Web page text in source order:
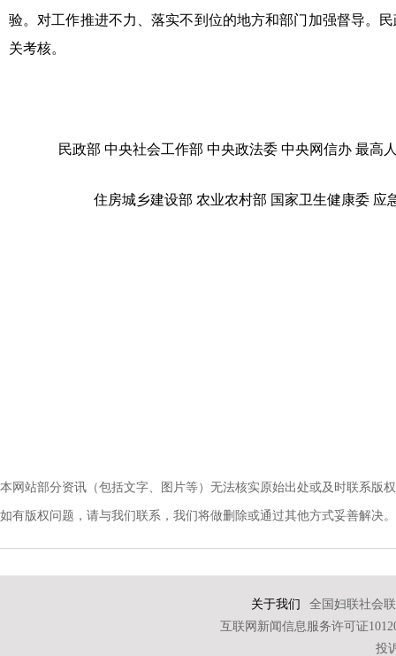
验。对工作推进不力、落实不到位的地方和部门加强督导。
关考核。
民政部 中央社会工作部 中央政法委 中央网信办 最
住房城乡建设部 农业农村部 国家卫生健康委
本网站部分资讯（包括文字、图片等）无法核实原始出处或及时联系版
如有版权问题，请与我们联系，我们将做删除或通过其他方式妥善解决。
关于我们
全国妇联社会
互联网新闻信息服务许可证
投